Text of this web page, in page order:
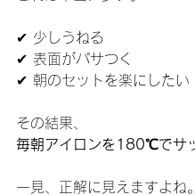
✔ 少しうねる
✔ 表面がパサつく
✔ 朝のセットを楽にしたい
その結果、
毎朝アイロンを180℃でサ
一見、正解に見えますよね。